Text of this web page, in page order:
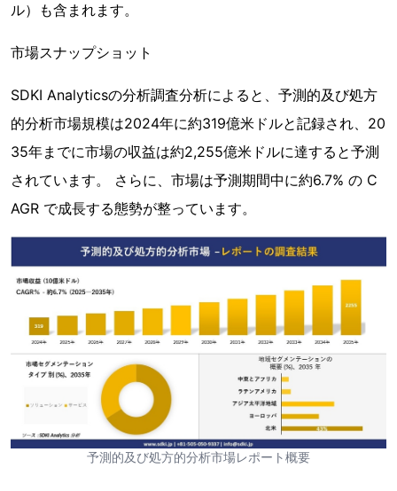
ル）も含まれます。
市場スナップショット
SDKI Analyticsの分析調査分析によると、予測的及び処方
的分析市場規模は2024年に約319億米ドルと記録され、20
35年までに市場の収益は約2,255億米ドルに達すると予測
されています。 さらに、市場は予測期間中に約6.7% の C
AGR で成長する態勢が整っています。
予測的及び処方的分析市場レポート概要